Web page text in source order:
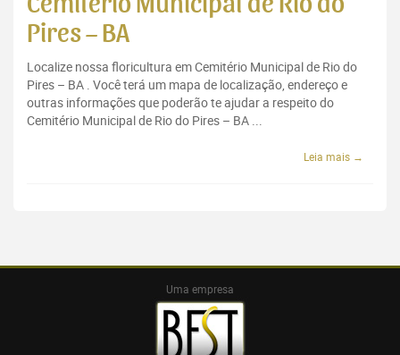
Pires – BA
Localize nossa floricultura em Cemitério Municipal de Rio do
Pires – BA . Você terá um mapa de localização, endereço e
outras informações que poderão te ajudar a respeito do
Cemitério Municipal de Rio do Pires – BA ...
Leia mais →
Uma empresa